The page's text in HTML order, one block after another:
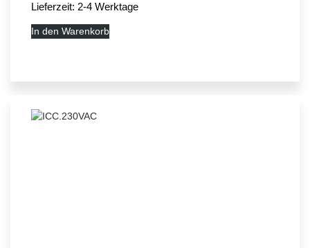
Lieferzeit: 2-4 Werktage
In den Warenkorb